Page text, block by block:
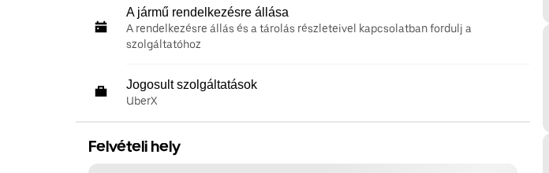
A jármű rendelkezésre állása
A rendelkezésre állás és a tárolás részleteivel kapcsolatban fordulj a
szolgáltatóhoz
Jogosult szolgáltatások
UberX
Felvételi hely